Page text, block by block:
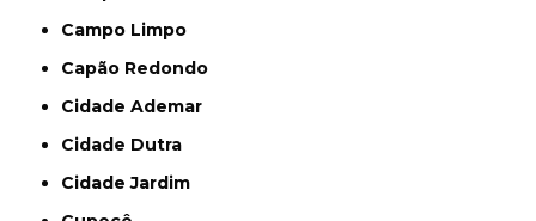
Campo Limpo
Capão Redondo
Cidade Ademar
Cidade Dutra
Cidade Jardim